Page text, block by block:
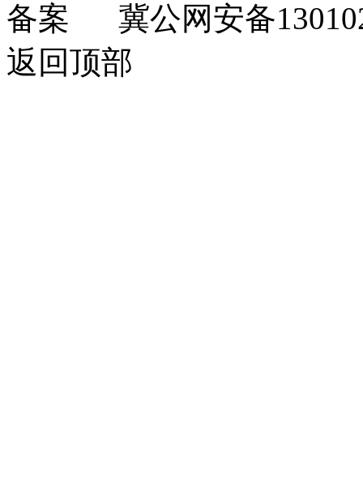
冀公网安备
返回顶部